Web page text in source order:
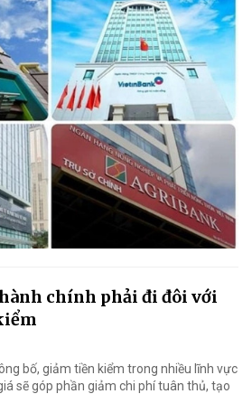
chính phải đi đôi với
bố, giảm tiền kiểm trong nhiều lĩnh vực
sẽ góp phần giảm chi phí tuân thủ, tạo